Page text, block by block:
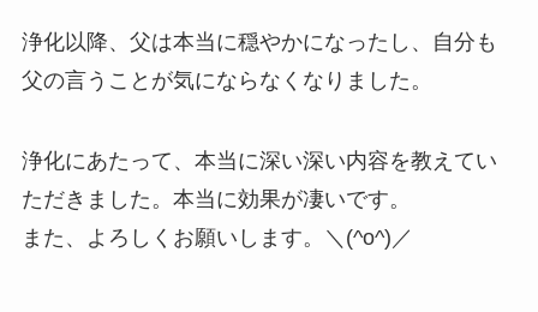
浄化以降、父は本当に穏やかになったし、自分も
父の言うことが気にならなくなりました。
浄化にあたって、本当に深い深い内容を教えてい
ただきました。本当に効果が凄いです。
また、よろしくお願いします。＼(^o^)／